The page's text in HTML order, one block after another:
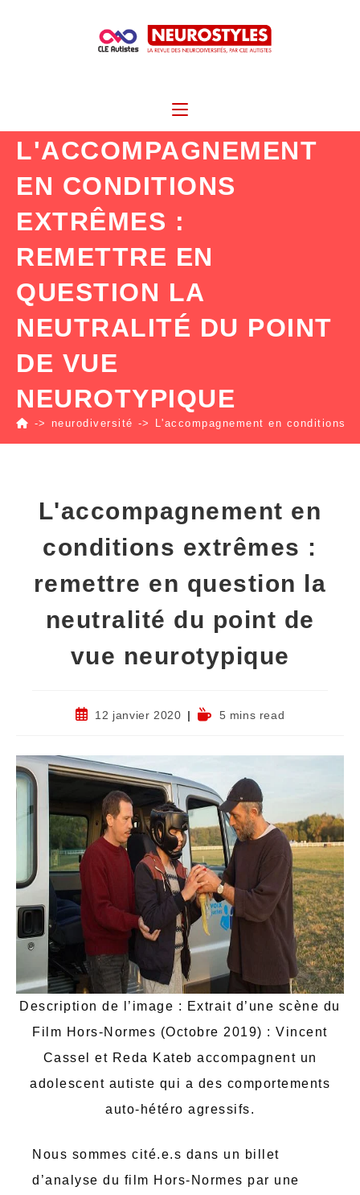
L'ACCOMPAGNEMENT
EN CONDITIONS
EXTRÊMES :
REMETTRE EN
QUESTION LA
NEUTRALITÉ DU POINT
DE VUE
NEUROTYPIQUE
-> neurodiversité -> L'accompagnement en
L'accompagnement en
conditions extrêmes :
remettre en question la
neutralité du point de
vue neurotypique
12 janvier 2020 5 mins read
Description de l’image : Extrait d’une scène du
Film Hors-Normes (Octobre 2019) : Vincent
Cassel et Reda Kateb accompagnent un
adolescent autiste qui a des comportements
auto-hétéro agressifs.
Nous sommes cité.e.s dans un billet
d’analyse du film Hors-Normes par une